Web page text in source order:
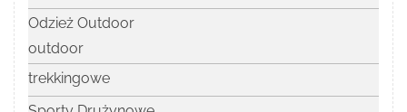
Odzież Outdoor
outdoor
trekkingowe